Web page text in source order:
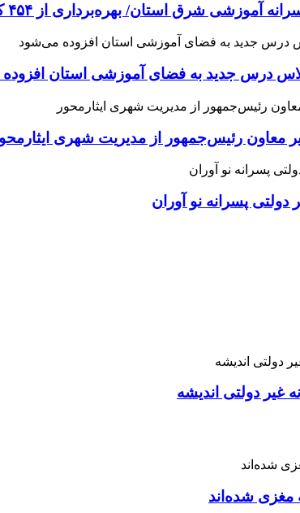
بهره‌برداری از ۴۵۴ کلاس درس تا مهرماه
معاون رئیس‌جمهور از مدیریت شهری
پسرانه نو آوران
غیر دولتی اندیشه
مغزی شده‌اند